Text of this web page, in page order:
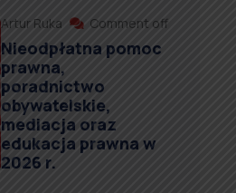
Artur Ruka Comment off
Nieodpłatna pomoc
prawna,
poradnictwo
obywatelskie,
mediacja oraz
edukacja prawna w
2026 r.